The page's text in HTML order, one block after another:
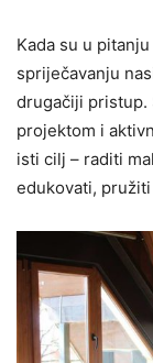
Kada su u
spriječavanju
drugačiji pristup.
projektom i
isti cilj – raditi
edukovati,